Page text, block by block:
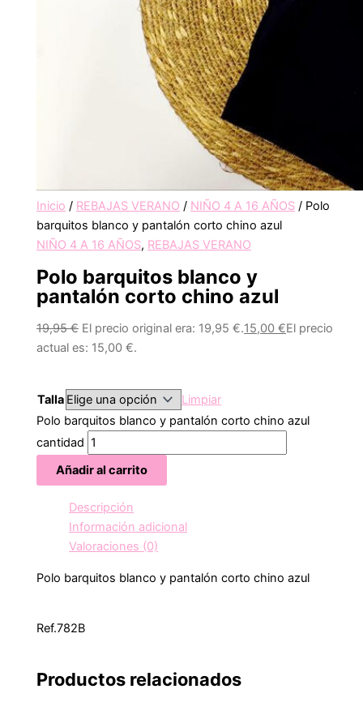
Inicio / REBAJAS VERANO / NIÑO 4 A 16 AÑOS / Polo
barquitos blanco y pantalón corto chino azul
NIÑO 4 A 16 AÑOS, REBAJAS VERANO
Polo barquitos blanco y
pantalón corto chino azul
19,95€ El precio original era: 19,95 €.15,00€El precio
actual es: 15,00 €.
Talla
Limpiar
Polo barquitos blanco y pantalón corto chino azul
cantidad
Añadir al carrito
Descripción
Información adicional
Valoraciones (0)
Polo barquitos blanco y pantalón corto chino azul
Ref.782B
Productos relacionados